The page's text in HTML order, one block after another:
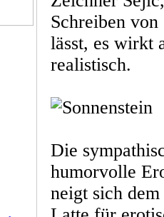
Schreiben
lässt, es wirkt
realistisch.
Die
humorvolle
neigt sich